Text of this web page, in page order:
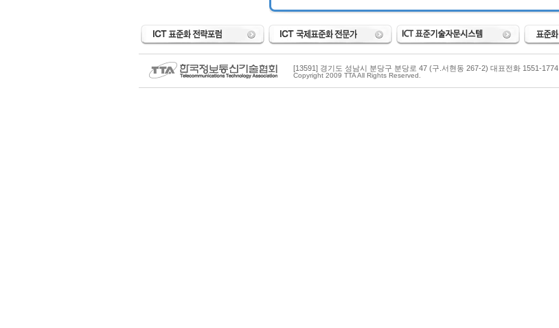
[13591] 경기도 성남시 분당구 분당로 47 (구.서현동 267-2) 대표전화 1551-1774
Copyright 2009 TTA All Rights Reserved.